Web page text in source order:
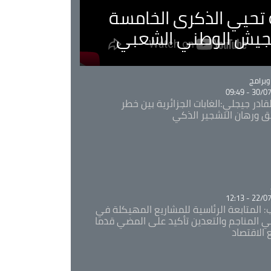
تحيي الذكرى الخامسة
الوطني الشعبي
30/07/
جيجلي:الغابات الجزائرية بين خطر
ورهان التشجير الذكي
22/07/
المتابعة الرئاسية للمشاريع المهيكلة في
المناجم والتعدين تأكيد على المضي قدما
الاقتصاد